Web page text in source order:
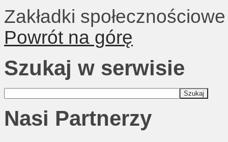
Zakładki społecznościowe
Powrót na górę
Szukaj w serwisie
Nasi Partnerzy